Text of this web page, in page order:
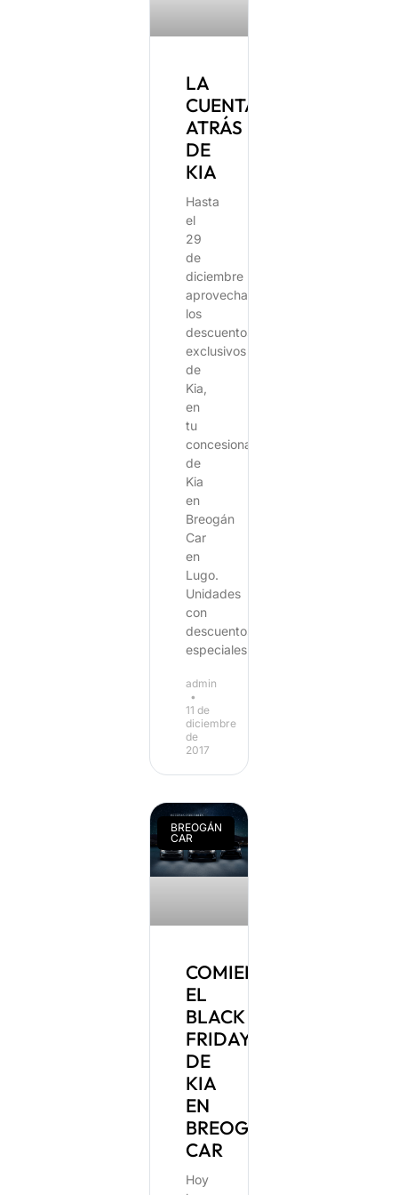
LA
CUENTA
ATRÁS
DE
KIA
Hasta
el
29
de
diciembre
aprovecha
los
descuentos
exclusivos
de
Kia,
en
tu
concesionario
de
Kia
en
Breogán
Car
en
Lugo.
Unidades
con
descuentos
especiales
admin
11 de
diciembre
de
2017
BREOGÁN
CAR
COMIENZA
EL
BLACK
FRIDAY
DE
KIA
EN
BREOGÁN
CAR
Hoy